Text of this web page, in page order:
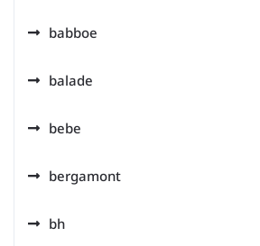
babboe
balade
bebe
bergamont
bh